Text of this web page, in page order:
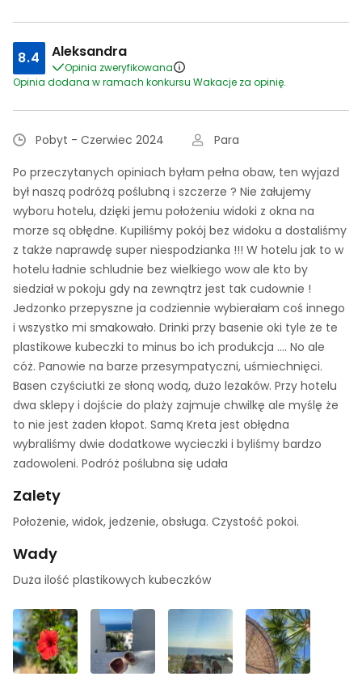
8.4 Aleksandra
Opinia zweryfikowana
Opinia dodana w ramach konkursu Wakacje za opinię.
Pobyt - Czerwiec 2024
Para
Po przeczytanych opiniach byłam pełna obaw, ten wyjazd
był naszą podróżą poślubną i szczerze ? Nie żałujemy
wyboru hotelu, dzięki jemu położeniu widoki z okna na
morze są obłędne. Kupiliśmy pokój bez widoku a dostaliśmy
z także naprawdę super niespodzianka !!! W hotelu jak to w
hotelu ładnie schludnie bez wielkiego wow ale kto by
siedział w pokoju gdy na zewnątrz jest tak cudownie !
Jedzonko przepyszne ja codziennie wybierałam coś innego
i wszystko mi smakowało. Drinki przy basenie oki tyle że te
plastikowe kubeczki to minus bo ich produkcja …. No ale
cóż. Panowie na barze przesympatyczni, uśmiechnięci.
Basen czyściutki ze słoną wodą, dużo leżaków. Przy hotelu
dwa sklepy i dojście do plaży zajmuje chwilkę ale myślę że
to nie jest żaden kłopot. Samą Kreta jest obłędna
wybraliśmy dwie dodatkowe wycieczki i byliśmy bardzo
zadowoleni. Podróż poślubna się udała
Zalety
Położenie, widok, jedzenie, obsługa. Czystość pokoi.
Wady
Duża ilość plastikowych kubeczków